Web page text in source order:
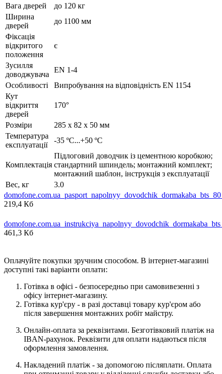
Вага дверей
до 120 кг
Ширина
дверей
до 1100 мм
Фіксація
відкритого
положення
є
Зусилля
доводжувача
EN 1-4
Особливості
Випробування на відповідність EN 1154
Кут
відкриття
дверей
170°
Розміри
285 x 82 x 50 мм
Температура
експлуатації
-35 ºC...+50 ºC
Комплектація
Підлоговий доводчик із цементною коробкою;
стандартний шпиндель; монтажний комплект;
монтажний шаблон, інструкція з експлуатації
Вес, кг
3.0
219,4 Кб
461,3 Кб
Оплачуйте покупки зручним способом. В інтернет-магазині
доступні такі варіанти оплати:
Готівка в офісі - безпосередньо при самовивезенні з
офісу інтернет-магазину.
Готівка кур'єру - в разі доставці товару кур'єром або
після завершення монтажних робіт майстру.
Онлайн-оплата за реквізитами. Безготівковий платіж на
IBAN-рахунок. Реквізити для оплати надаються після
оформлення замовлення.
Накладений платіж - за допомогою післяплати. Оплата